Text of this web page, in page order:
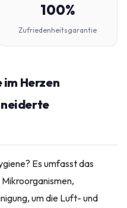
100%
Zufriedenheitsgarantie
Herzen
Es umfasst das
um die Luft- und